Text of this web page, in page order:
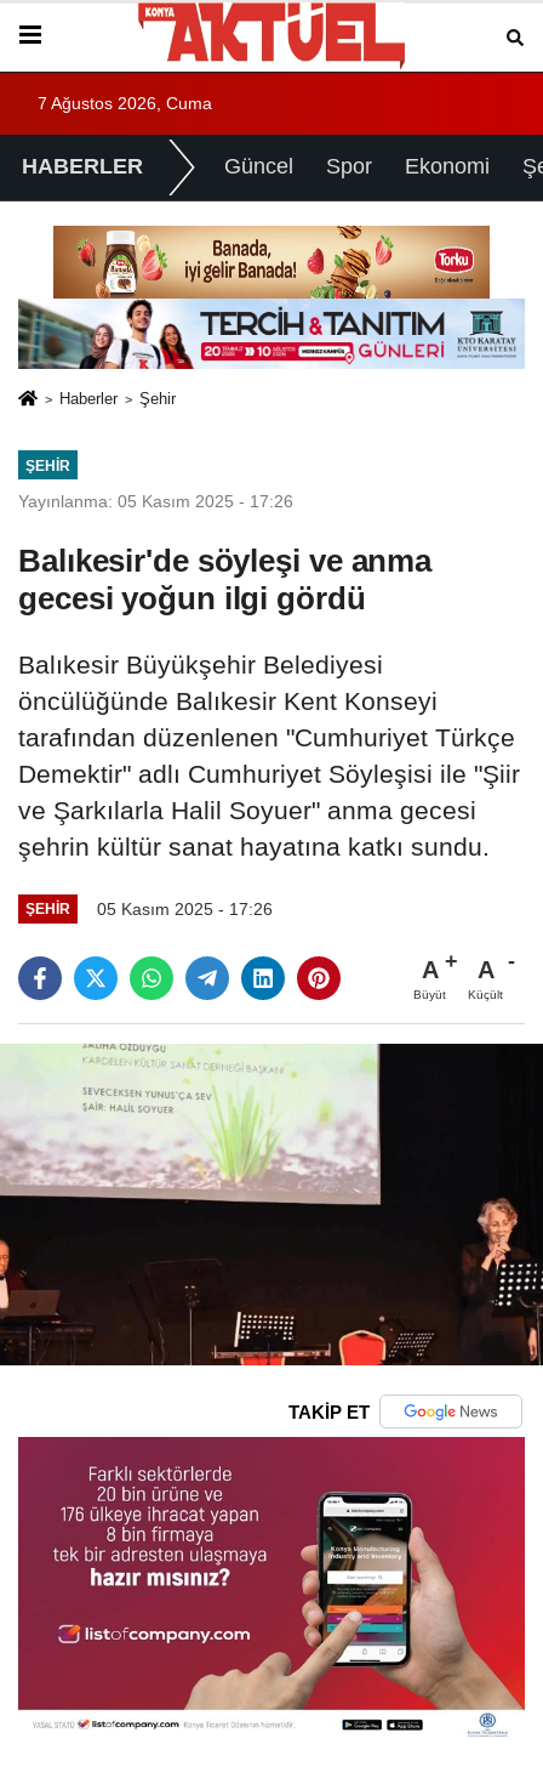
7 Ağustos 2026, Cuma
HABERLER Güncel Spor Ekonomi
Haberler Şehir
ŞEHIR
Yayınlanma: 05 Kasım 2025 - 17:26
Balıkesir'de söyleşi ve anma
gecesi yoğun ilgi gördü
Balıkesir Büyükşehir Belediyesi
öncülüğünde Balıkesir Kent Konseyi
tarafından düzenlenen "Cumhuriyet Türkçe
Demektir" adlı Cumhuriyet Söyleşisi ile "Şiir
ve Şarkılarla Halil Soyuer" anma gecesi
şehrin kültür sanat hayatına katkı sundu.
ŞEHIR 05 Kasım 2025 - 17:26
A
Büyüt
A
Küçült
TAKİP ET